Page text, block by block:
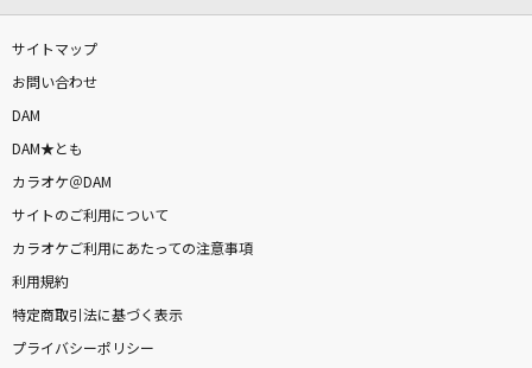
シースルー ジャンキー
鹿谷樹(CV:中澤まさとも)
White Love
赤裸裸
Reol
サイトマップ
お問い合わせ
DAM
DAM★とも
カラオケ＠DAM
サイトのご利用について
カラオケご利用にあたっての注意事項
利用規約
特定商取引法に基づく表示
プライバシーポリシー